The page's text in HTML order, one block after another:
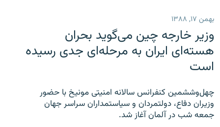
اصلی
رفتن
صفحه
جستجو
انتخاب کنید و بشنوید
برنامه‌های رادیویی
پادکست
چندرسانه‌ای
گزارش‌های ویدئویی
English
بهمن ۱۷, ۱۳۸۸
وزیر خارجه چین می‌گوید بحران
هسته‌ای ایران به مرحله‌ای جدی رسیده
است
چهل‌وششمین کنفرانس سالانه امنیتی مونیخ با حضور
وزیران دفاع، دولتمردان و سیاستمداران سراسر جهان
جمعه شب در آلمان آغاز شد.